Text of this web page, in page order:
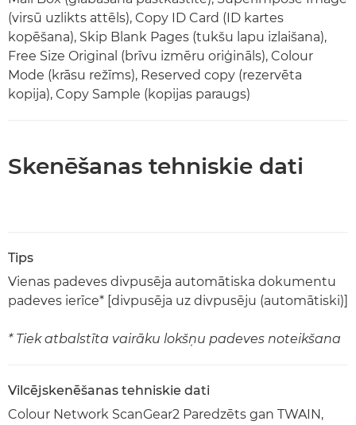
(virsū uzlikts attēls), Copy ID Card (ID kartes
kopēšana), Skip Blank Pages (tukšu lapu izlaišana),
Free Size Original (brīvu izmēru oriģināls), Colour
Mode (krāsu režīms), Reserved copy (rezervēta
kopija), Copy Sample (kopijas paraugs)
Skenēšanas tehniskie dati
Tips
Vienas padeves divpusēja automātiska dokumentu
padeves ierīce* [divpusēja uz divpusēju (automātiski)]
* Tiek atbalstīta vairāku lokšņu padeves noteikšana
Vilcējskenēšanas tehniskie dati
Colour Network ScanGear2 Paredzēts gan TWAIN,